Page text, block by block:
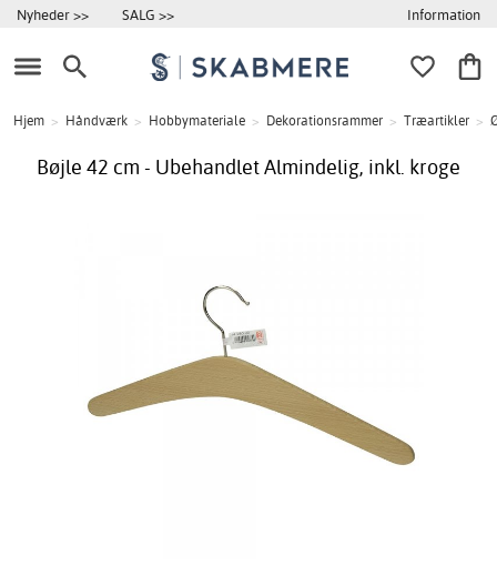
Nyheder >> SALG >> Information
Hjem > Håndværk > Hobbymateriale > Dekorationsrammer > Træartikler >
Bøjle 42 cm - Ubehandlet Almindelig, inkl. kroge